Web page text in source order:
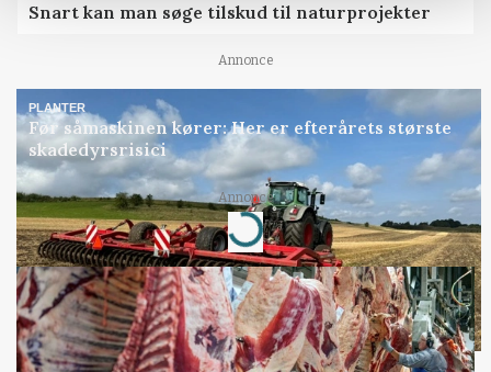
Snart kan man søge tilskud til naturprojekter
Annonce
PLANTER
Før såmaskinen kører: Her er efterårets største
skadedyrsrisici
Annonce
Loading...